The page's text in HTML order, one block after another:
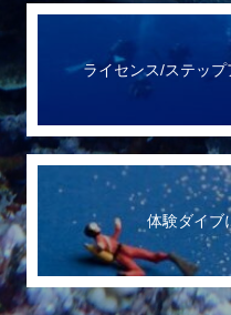
ライセンス/ステッ
体験ダイブ